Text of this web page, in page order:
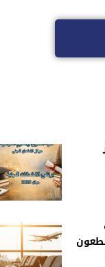
الطعون